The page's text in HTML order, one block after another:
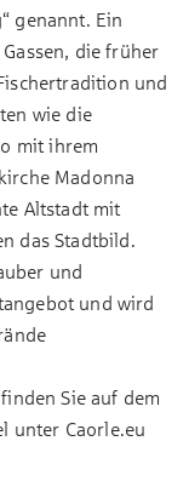
genannt. Ein
die früher
und
wie die
mit ihrem
Madonna
Altstadt mit
das Stadtbild.
und
und wird
Sie auf dem
unter Caorle.eu